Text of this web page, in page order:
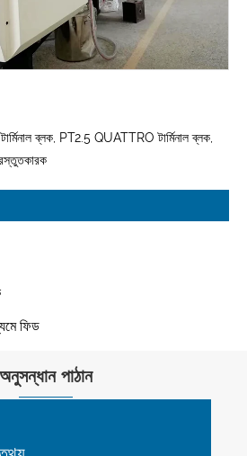
ব্লক, PT2.5 QUATTRO টার্মিনাল ব্লক,
ফিড
অনুসন্ধান পাঠান